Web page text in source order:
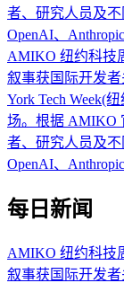
者、研究人员及
OpenAI、
AMIKO 纽约科技
叙事获国际开发者
York Tech Week(
场。根据 AMIKO
者、研究人员及
OpenAI、
每日新闻
AMIKO 纽约科技
叙事获国际开发者